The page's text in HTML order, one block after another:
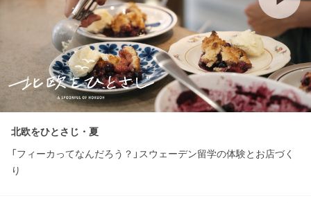
北欧をひとさじ・夏
「フィーカってなんだろう？」スウェーデン留学の体験とお店づく
り